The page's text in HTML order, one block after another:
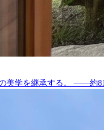
美学を継承する。 ——約